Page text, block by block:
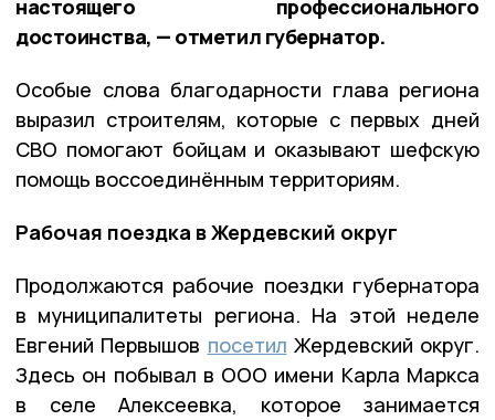
настоящего профессионального
достоинства, — отметил губернатор.
Особые слова благодарности глава региона
выразил строителям, которые с первых дней
СВО помогают бойцам и оказывают шефскую
помощь воссоединённым территориям.
Рабочая поездка в Жердевский округ
Продолжаются рабочие поездки губернатора
в муниципалитеты региона. На этой неделе
Евгений Первышов посетил Жердевский округ.
Здесь он побывал в ООО имени Карла Маркса
в селе Алексеевка, которое занимается